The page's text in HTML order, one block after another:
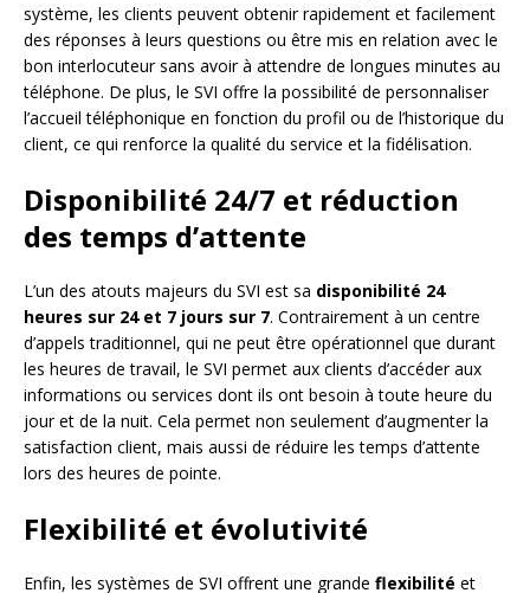
système, les clients peuvent obtenir rapidement et facilement
des réponses à leurs questions ou être mis en relation avec le
bon interlocuteur sans avoir à attendre de longues minutes au
téléphone. De plus, le SVI offre la possibilité de personnaliser
l’accueil téléphonique en fonction du profil ou de l’historique du
client, ce qui renforce la qualité du service et la fidélisation.
Disponibilité 24/7 et réduction
des temps d’attente
L’un des atouts majeurs du SVI est sa disponibilité 24
heures sur 24 et 7 jours sur 7. Contrairement à un centre
d’appels traditionnel, qui ne peut être opérationnel que durant
les heures de travail, le SVI permet aux clients d’accéder aux
informations ou services dont ils ont besoin à toute heure du
jour et de la nuit. Cela permet non seulement d’augmenter la
satisfaction client, mais aussi de réduire les temps d’attente
lors des heures de pointe.
Flexibilité et évolutivité
Enfin, les systèmes de SVI offrent une grande flexibilité et